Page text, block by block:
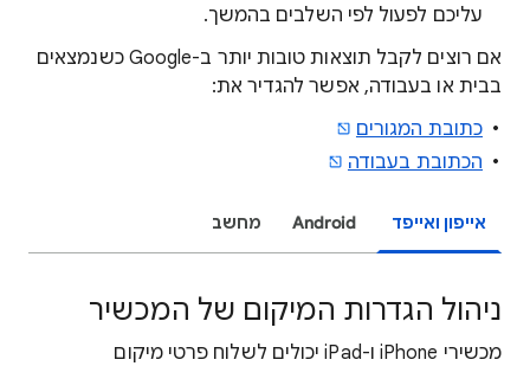
עליכם לפעול לפי השלבים בהמשך.
אם רוצים לקבל תוצאות טובות יותר ב-Google כשנמצאים
בבית או בעבודה, אפשר להגדיר את:
כתובת המגורים
הכתובת בעבודה
אייפון ואייפד Android מחשב
ניהול הגדרות המיקום של המכשיר
מכשירי iPhone ו-iPad יכולים לשלוח פרטי מיקום